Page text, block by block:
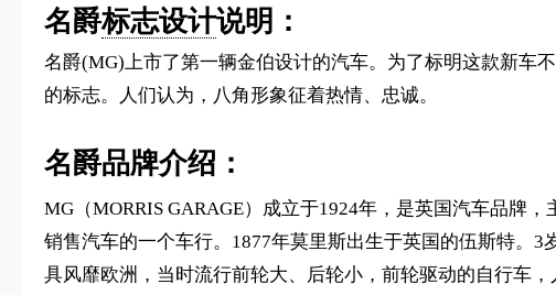
名爵标志设计说明：
名爵(MG)上市了第一辆金伯设计的汽车。为了标明这款新车
的标志。人们认为，八角形象征着热情、忠诚。
名爵品牌介绍：
MG（MORRIS GARAGE）成立于1924年，是英国汽车品牌
销售汽车的一个车行。1877年莫里斯出生于英国的伍斯特。
具风靡欧洲，当时流行前轮大、后轮小，前轮驱动的自行车